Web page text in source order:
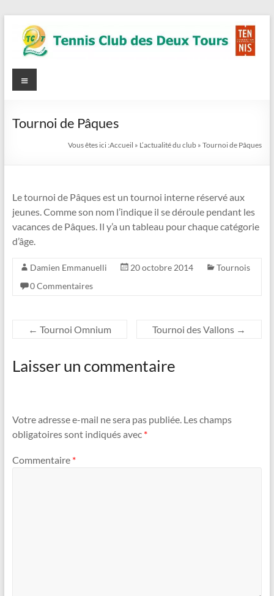
contenu
Tennis
des
(TC2T)
Officiel
Menu
Tournoi de Pâques
Vous êtes ici :Accueil » L’actualité du club »Tournoi de Pâques
Le tournoi de Pâques est un tournoi interne réservé aux
jeunes. Comme son nom l’indique il se déroule pendant les
vacances de Pâques. Il y’a un tableau pour chaque catégorie
d’âge.
Damien Emmanuelli 20 octobre 2014
Tournois
0 Commentaires
← Tournoi Omnium Tournoi des Vallons →
Laisser un commentaire
Votre adresse e-mail ne sera pas publiée. Les champs
obligatoires sont indiqués avec *
Commentaire *